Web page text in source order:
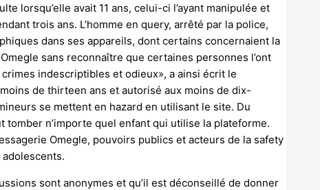
lorsqu’elle avait 11 ans, celui-ci l’ayant manipulée et
trois ans. L’homme en query, arrêté par la police,
dans ses appareils, dont certains concernaient la
sans reconnaître que certaines personnes l’ont
indescriptibles et odieux», a ainsi écrit le
de thirteen ans et autorisé aux moins de dix-
se mettent en hazard en utilisant le site. Du
n’importe quel enfant qui utilise la plateforme.
Omegle, pouvoirs publics et acteurs de la safety
sont anonymes et qu’il est déconseillé de donner